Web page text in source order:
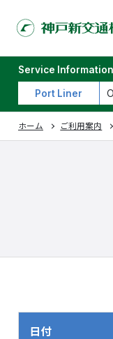
Service Information
Port Liner
ホーム ご利用案内
日付